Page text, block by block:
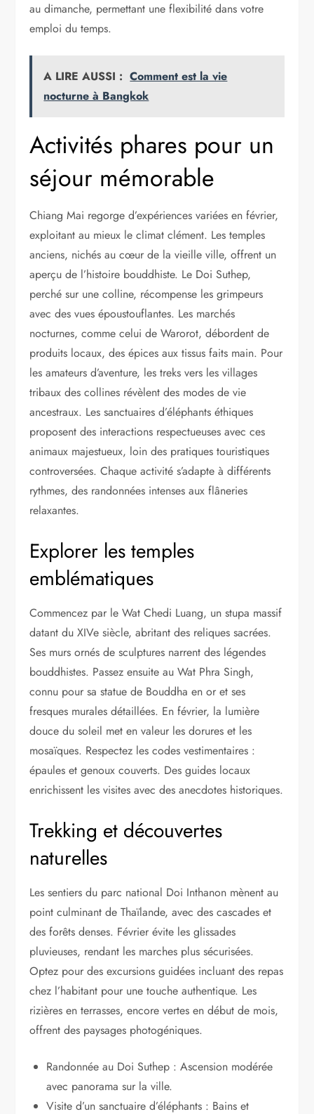
au dimanche, permettant une flexibilité dans votre
emploi du temps.
A LIRE AUSSI : Comment est la vie
nocturne à Bangkok
Activités phares pour un
séjour mémorable
Chiang Mai regorge d’expériences variées en février,
exploitant au mieux le climat clément. Les temples
anciens, nichés au cœur de la vieille ville, offrent un
aperçu de l’histoire bouddhiste. Le Doi Suthep,
perché sur une colline, récompense les grimpeurs
avec des vues époustouflantes. Les marchés
nocturnes, comme celui de Warorot, débordent de
produits locaux, des épices aux tissus faits main. Pour
les amateurs d’aventure, les treks vers les villages
tribaux des collines révèlent des modes de vie
ancestraux. Les sanctuaires d’éléphants éthiques
proposent des interactions respectueuses avec ces
animaux majestueux, loin des pratiques touristiques
controversées. Chaque activité s’adapte à différents
rythmes, des randonnées intenses aux flâneries
relaxantes.
Explorer les temples
emblématiques
Commencez par le Wat Chedi Luang, un stupa massif
datant du XIVe siècle, abritant des reliques sacrées.
Ses murs ornés de sculptures narrent des légendes
bouddhistes. Passez ensuite au Wat Phra Singh,
connu pour sa statue de Bouddha en or et ses
fresques murales détaillées. En février, la lumière
douce du soleil met en valeur les dorures et les
mosaïques. Respectez les codes vestimentaires :
épaules et genoux couverts. Des guides locaux
enrichissent les visites avec des anecdotes historiques.
Trekking et découvertes
naturelles
Les sentiers du parc national Doi Inthanon mènent au
point culminant de Thaïlande, avec des cascades et
des forêts denses. Février évite les glissades
pluvieuses, rendant les marches plus sécurisées.
Optez pour des excursions guidées incluant des repas
chez l’habitant pour une touche authentique. Les
rizières en terrasses, encore vertes en début de mois,
offrent des paysages photogéniques.
Randonnée au Doi Suthep : Ascension modérée
avec panorama sur la ville.
Visite d’un sanctuaire d’éléphants : Bains et